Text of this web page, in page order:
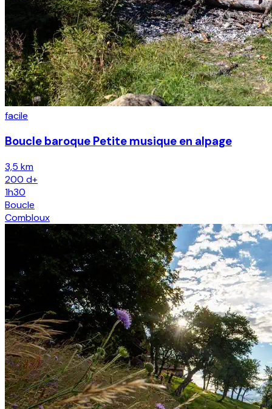
facile
Boucle baroque Petite musique en alpage
3,5 km
200 d+
1h30
Boucle
Combloux